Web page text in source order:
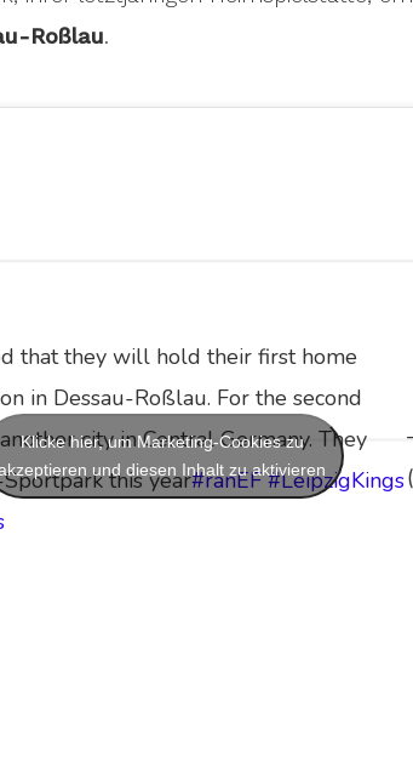
Roßlau.
that they will hold their first home
in Dessau-Roßlau. For the second
city in Central Germany. They
this year#ranEF #LeipzigKings
Klicke hier, um Marketing-Cookies zu
und diesen Inhalt zu aktivieren